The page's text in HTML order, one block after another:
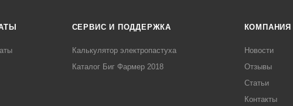
СЕРВИС И ПОДДЕРЖКА
Калькулятор электропастуха
Каталог Биг Фармер 2018
КОМПАНИЯ
Новости
Отзывы
Статьи
Контакты